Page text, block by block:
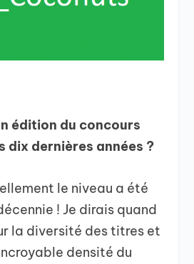
édition du concours
dix dernières années ?
le niveau a été
! Je dirais quand
la diversité des titres et
densité du